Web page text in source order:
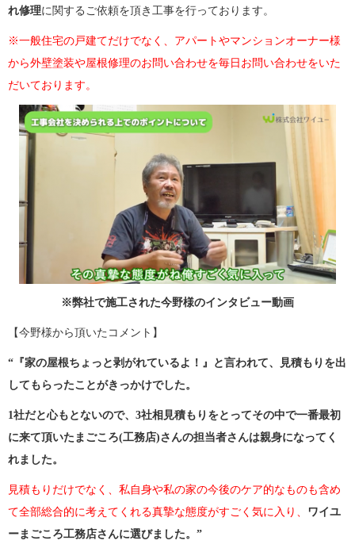
れ修理に関するご依頼を頂き工事を行っております。
※一般住宅の戸建てだけでなく、アパートやマンションオーナー様
から外壁塗装や屋根修理のお問い合わせを毎日お問い合わせをいた
だいております。
※弊社で施工された今野様のインタビュー動画
【今野様から頂いたコメント】
“『家の屋根ちょっと剥がれているよ！』と言われて、見積もりを出
してもらったことがきっかけでした。
1社だと心もとないので、3社相見積もりをとってその中で一番最初
に来て頂いたまごころ(工務店)さんの担当者さんは親身になってく
れました。
見積もりだけでなく、私自身や私の家の今後のケア的なものも含め
て全部総合的に考えてくれる真摯な態度がすごく気に入り、
ワイユ
ーまごころ工務店さんに選びました。”